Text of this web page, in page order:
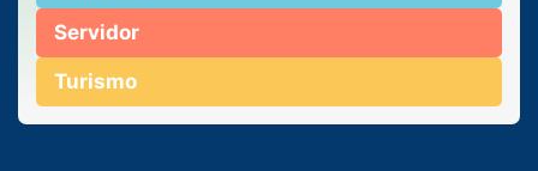
Servidor
Turismo